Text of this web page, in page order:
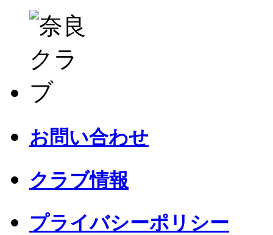
お問い合わせ
クラブ情報
プライバシーポリシー